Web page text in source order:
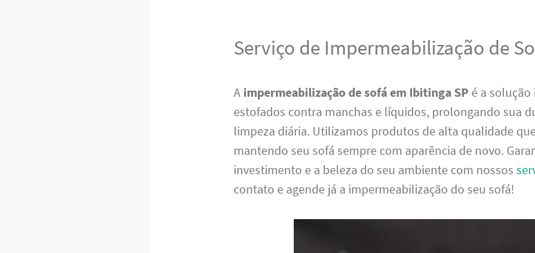
Serviço de Impermeabilização de
A impermeabilização de sofá em Ibitinga SP é a
estofados contra manchas e líquidos, prolongando sua
limpeza diária. Utilizamos produtos de alta qualidade
mantendo seu sofá sempre com aparência de novo.
investimento e a beleza do seu ambiente com nossos
contato e agende já a impermeabilização do seu sofá!